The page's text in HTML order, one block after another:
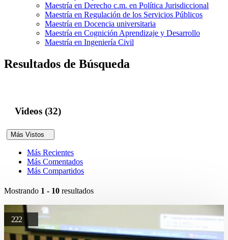
Maestría en Derecho c.m. en Política Jurisdiccional
Maestría en Regulación de los Servicios Públicos
Maestría en Docencia universitaria
Maestría en Cognición Aprendizaje y Desarrollo
Maestría en Ingeniería Civil
Resultados de Búsqueda
Videos (32)
Más Vistos
Más Recientes
Más Comentados
Más Compartidos
Mostrando 1 - 10 resultados
222